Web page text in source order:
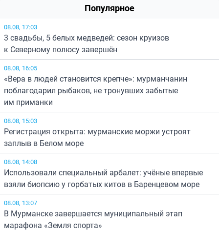
Популярное
08.08, 17:03
3 свадьбы, 5 белых медведей: сезон круизов
к Северному полюсу завершён
08.08, 16:05
«Вера в людей становится крепче»: мурманчанин
поблагодарил рыбаков, не тронувших забытые
им приманки
08.08, 15:03
Регистрация открыта: мурманские моржи устроят
заплыв в Белом море
08.08, 14:08
Использовали специальный арбалет: учёные впервые
взяли биопсию у горбатых китов в Баренцевом море
08.08, 13:07
В Мурманске завершается муниципальный этап
марафона «Земля спорта»